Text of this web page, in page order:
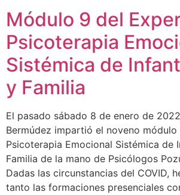
Módulo 9 del
Psicoterapia
Sistémica de
y Familia
El pasado sábado 8 de enero de
Bermúdez impartió el noveno
Psicoterapia Emocional Sistémica de
Familia de la mano de Psicólogos
Dadas las circunstancias del COVID,
tanto las formaciones presenciales